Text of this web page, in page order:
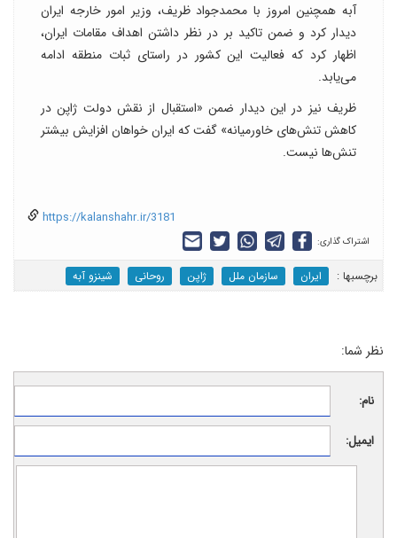
آبه همچنین امروز با محمدجواد ظریف، وزیر امور خارجه ایران
دیدار کرد و ضمن تاکید بر در نظر داشتن اهداف مقامات ایران،
اظهار کرد که فعالیت این کشور در راستای ثبات منطقه ادامه
می‌یابد.
ظریف نیز در این دیدار ضمن «استقبال از نقش دولت ژاپن در
کاهش تنش‌های خاورمیانه» گفت که ایران خواهان افزایش بیشتر
تنش‌ها نیست.
https://kalanshahr.ir/3181
اشتراک گذاری:
برچسب‎ها : ایران سازمان ملل ژاپن روحانی شینزو آبه
نظر شما:
نام:
ایمیل: